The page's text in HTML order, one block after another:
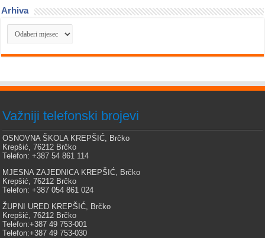
Arhiva
Arhiva
Važniji telefonski brojevi
OSNOVNA ŠKOLA KREPŠIĆ, Brčko
Krepšić, 76212 Brčko
Telefon: +387 54 861 114
MJESNA ZAJEDNICA KREPŠIĆ, Brčko
Krepšić, 76212 Brčko
Telefon: +387 054 861 024
ŽUPNI URED KREPŠIĆ, Brčko
Krepšić, 76212 Brčko
Telefon:+387 49 753-001
Telefon:+387 49 753-030